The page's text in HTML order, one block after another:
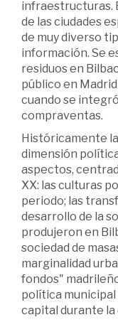
infraestructuras.
de las ciudades
de muy diverso
información. Se
residuos en
público en
cuando se
compraventas.
Históricamente
dimensión
aspectos,
XX: las culturas
periodo; las
desarrollo de la
produjeron en
sociedad de
marginalidad
fondos"
política municipal
capital durante la